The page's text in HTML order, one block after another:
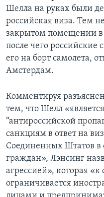
Шелла на руках были
российская виза. Тем
закрытом помещении в
после чего российские
его на борт самолета,
Амстердам.
Комментируя
тем, что Шелл
“антироссийской
санкциям в ответ на
Соединенных Штатов
граждан», Лэнсинг
агрессией», которая
ограничивается